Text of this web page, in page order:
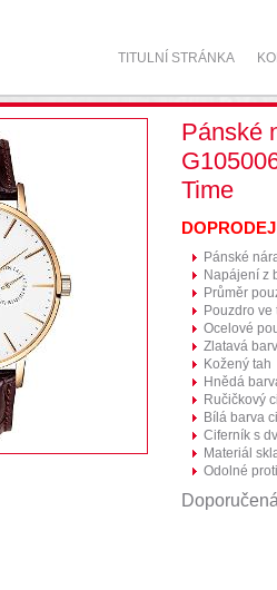
TITULNÍ STRÁNKA
Pánské
Time
DOPRODEJ
Pánské
Napájení z
Průměr
Pouzdro ve
Ocelové
Zlatavá
Kožený tah
Hnědá
Ručičkový
Bílá barva
Ciferník s
Materiál
Odolné